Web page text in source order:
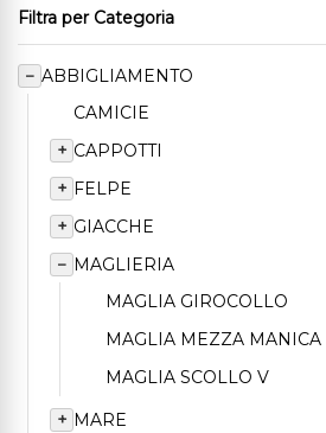
Filtra per Categoria
− ABBIGLIAMENTO
CAMICIE
+ CAPPOTTI
+ FELPE
+ GIACCHE
− MAGLIERIA
MAGLIA GIROCOLLO
MAGLIA MEZZA MANICA
MAGLIA SCOLLO V
+ MARE